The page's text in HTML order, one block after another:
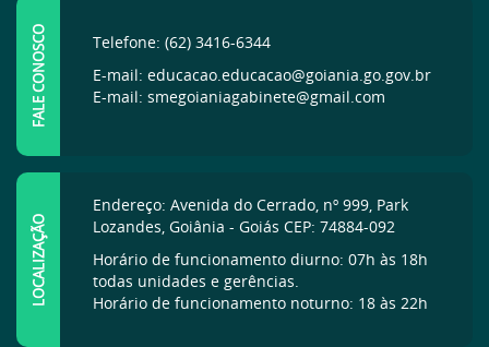
FALE CONOSCO
Telefone: (62) 3416-6344
E-mail: educacao.educacao@goiania.go.gov.br
E-mail: smegoianiagabinete@gmail.com
LOCALIZAÇÃO
Endereço: Avenida do Cerrado, nº 999, Park
Lozandes, Goiânia - Goiás CEP: 74884-092
Horário de funcionamento diurno: 07h às 18h
todas unidades e gerências.
Horário de funcionamento noturno: 18 às 22h